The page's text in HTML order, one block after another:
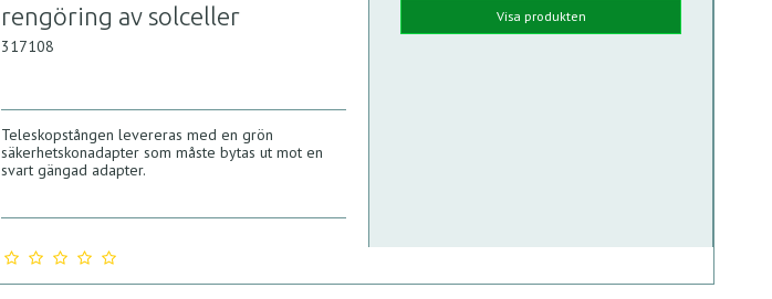
rengöring av solceller
317108
Teleskopstången levereras med en grön
säkerhetskonadapter som måste bytas ut mot en
svart gängad adapter.
Visa produkten